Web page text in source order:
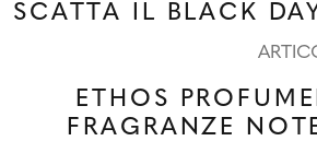
SCATTA IL BLACK
ETHOS
FRAGRANZE